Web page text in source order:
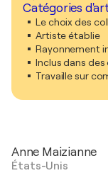
Catégories
Le choix des
Artiste établie
Rayonnement
Inclus dans
Travaille sur
Anne Maizianne
États-Unis